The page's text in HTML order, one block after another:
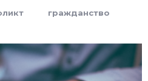
гражданство